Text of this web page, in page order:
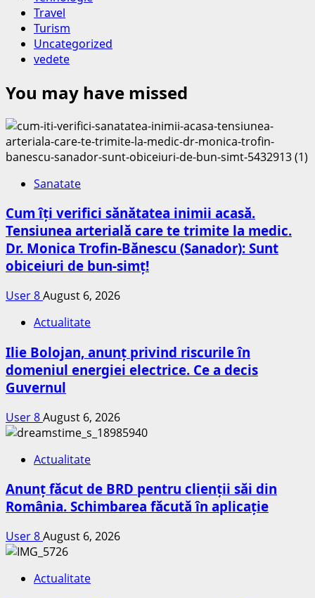
Travel
Turism
Uncategorized
vedete
You may have missed
Sanatate
Cum îți verifici sănătatea inimii acasă.
Tensiunea arterială care te trimite la medic.
Dr. Monica Trofin-Bănescu (Sanador): Sunt
obiceiuri de bun-simț!
User 8August 6, 2026
Actualitate
Ilie Bolojan, anunț privind riscurile în
domeniul energiei electrice. Ce a decis
Guvernul
User 8August 6, 2026
Actualitate
Anunț făcut de BRD pentru clienții săi din
România. Schimbarea făcută în aplicație
User 8August 6, 2026
Actualitate